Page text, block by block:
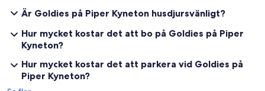
* Njut av det historiska Piper Street Café, restaurang, specialitet /
butiker på ditt dörrsteg.
* Jordbrukare marknaden på andra lördagen i varje månad. Köp
dina lokala råvaror direkt från odlaren.
* Besök plantskolorna i Kyneton.
Är Goldies på Piper Kyneton husdjursvänligt?
Hur mycket kostar det att bo på Goldies på Piper
Kyneton?
Hur mycket kostar det att parkera vid Goldies på
Piper Kyneton?